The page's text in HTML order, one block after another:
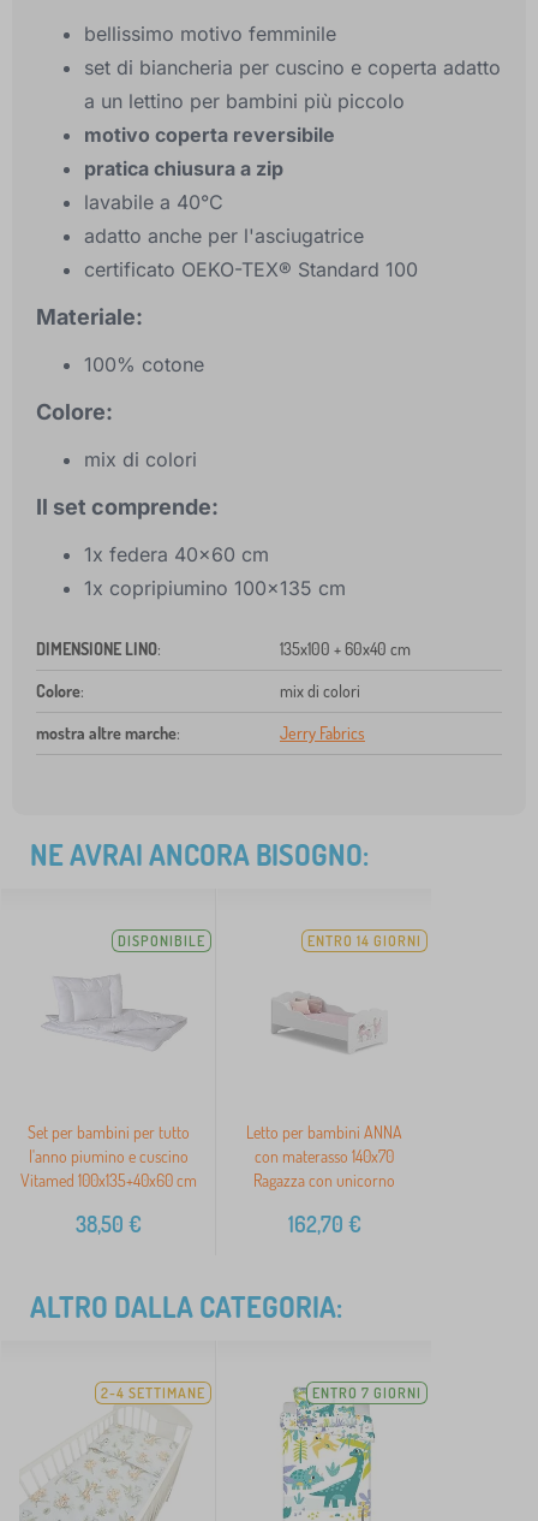
bellissimo motivo femminile
set di biancheria per cuscino e coperta adatto
a un lettino per bambini più piccolo
motivo coperta reversibile
pratica chiusura a zip
lavabile a 40°C
adatto anche per l'asciugatrice
certificato OEKO-TEX® Standard 100
Materiale:
100% cotone
Colore:
mix di colori
Il set comprende:
1x federa 40x60 cm
1x copripiumino 100x135 cm
DIMENSIONE LINO: 135x100 + 60x40 cm
Colore: mix di colori
mostra altre marche: Jerry Fabrics
NE AVRAI ANCORA BISOGNO:
DISPONIBILE
Set per bambini per tutto
l'anno piumino e cuscino
Vitamed 100x135+40x60 cm
38,50 €
ENTRO 14 GIORNI
Letto per bambini ANNA
con materasso 140x70
Ragazza con unicorno
162,70 €
ALTRO DALLA CATEGORIA:
2-4 SETTIMANE ENTRO 7 GIORNI